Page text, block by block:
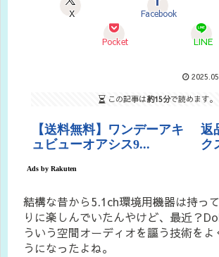
X Facebook
Pocket LINE
この記事は約15分で読めます。
結構な昔から5.1ch環境用機器は持っ
りに楽しんでいたんやけど、最近？
ういう空間オーディオを謳う技術をよ
うになったよね。